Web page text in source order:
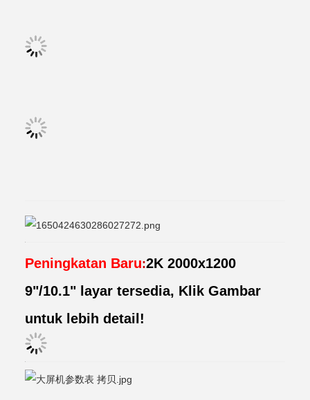
Peningkatan Baru:2K 2000x1200
9"/10.1" layar tersedia, Klik Gambar
untuk lebih detail!